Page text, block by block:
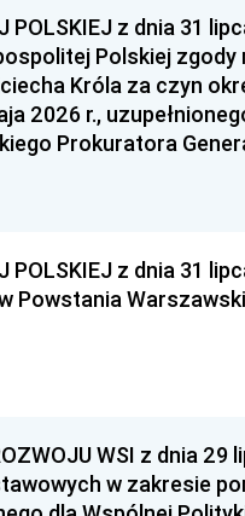
POLSKIEJ z dnia 31
Polskiej zgody
Króla za czyn
2026 r.,
Prokuratora
POLSKIEJ z dnia 31
Powstania
WSI z dnia 29
w zakresie